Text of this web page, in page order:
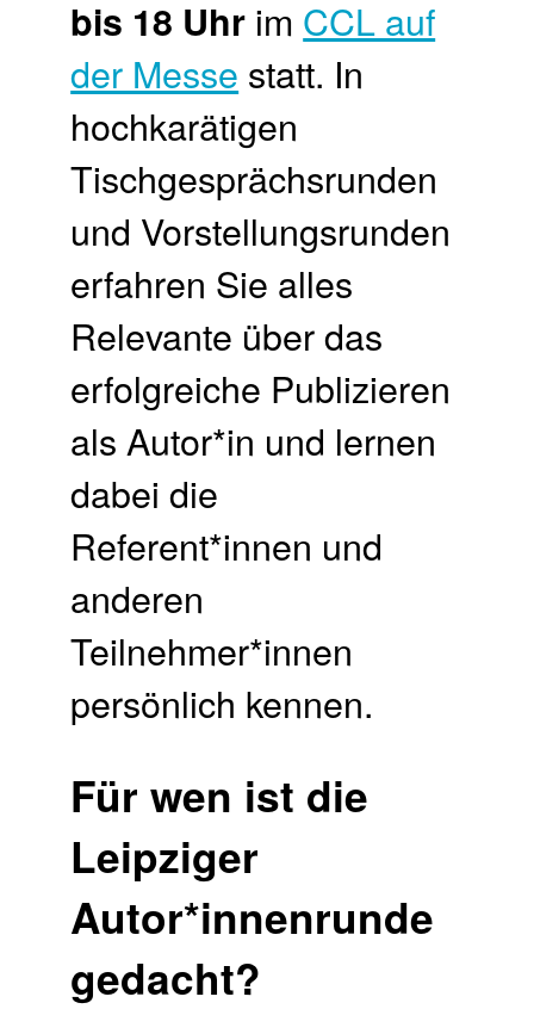
bis 18 Uhr im CCL auf
der Messe statt. In
hochkarätigen
Tischgesprächsrunden
und Vorstellungsrunden
erfahren Sie alles
Relevante über das
erfolgreiche Publizieren
als Autor*in und lernen
dabei die
Referent*innen und
anderen
Teilnehmer*innen
persönlich kennen.
Für wen ist die
Leipziger
Autor*innenrunde
gedacht?